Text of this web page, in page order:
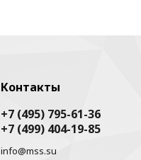
Контакты
+7 (495) 795-61-36
+7 (499) 404-19-85
info@mss.su